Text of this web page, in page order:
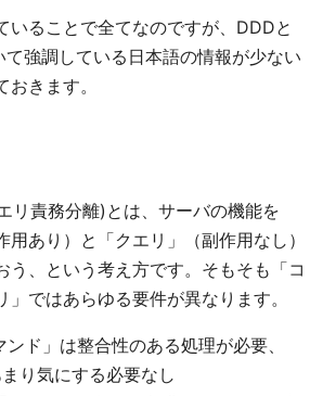
いることで全てなのですが、DDDと
て強調している日本語の情報が少ない
きます。
リ責務分離)とは、サーバの機能を
用あり）と「クエリ」（副作用なし）
う、という考え方です。そもそも「コ
」ではあらゆる要件が異なります。
ド」は整合性のある処理が必要、
まり気にする必要なし